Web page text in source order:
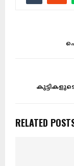
RELATED